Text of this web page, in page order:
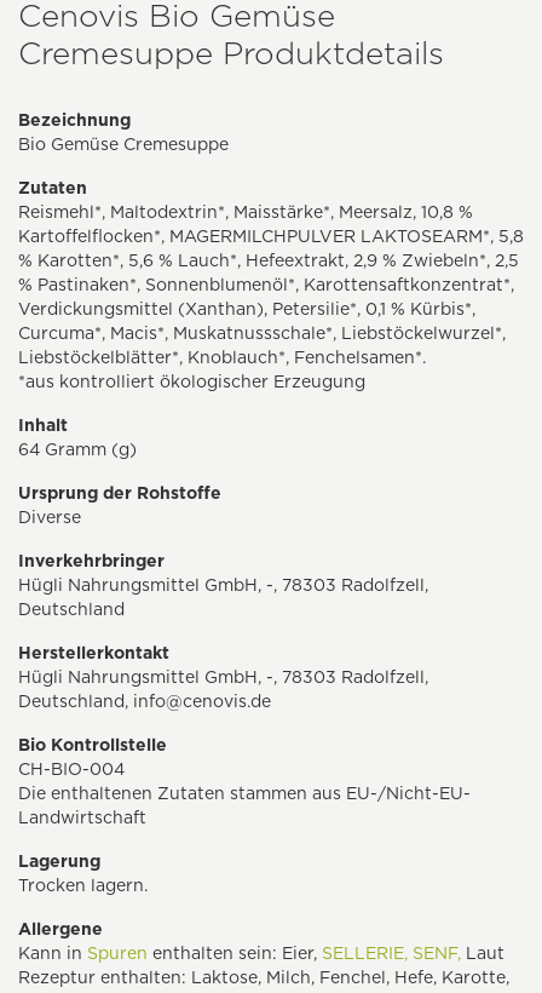
Cenovis Bio Gemüse
Cremesuppe Produktdetails
Bezeichnung
Bio Gemüse Cremesuppe
Zutaten
Reismehl*, Maltodextrin*, Maisstärke*, Meersalz, 10,8 %
Kartoffelflocken*, MAGERMILCHPULVER LAKTOSEARM*, 5,8
% Karotten*, 5,6 % Lauch*, Hefeextrakt, 2,9 % Zwiebeln*, 2,5
% Pastinaken*, Sonnenblumenöl*, Karottensaftkonzentrat*,
Verdickungsmittel (Xanthan), Petersilie*, 0,1 % Kürbis*,
Curcuma*, Macis*, Muskatnussschale*, Liebstöckelwurzel*,
Liebstöckelblätter*, Knoblauch*, Fenchelsamen*.
*aus kontrolliert ökologischer Erzeugung
Inhalt
64 Gramm (g)
Ursprung der Rohstoffe
Diverse
Inverkehrbringer
Hügli Nahrungsmittel GmbH, -, 78303 Radolfzell,
Deutschland
Herstellerkontakt
Hügli Nahrungsmittel GmbH, -, 78303 Radolfzell,
Deutschland, info@cenovis.de
Bio Kontrollstelle
CH-BIO-004
Die enthaltenen Zutaten stammen aus EU-/Nicht-EU-
Landwirtschaft
Lagerung
Trocken lagern.
Allergene
Kann in Spuren enthalten sein: Eier, SELLERIE, SENF, Laut
Rezeptur enthalten: Laktose, Milch, Fenchel, Hefe, Karotte,